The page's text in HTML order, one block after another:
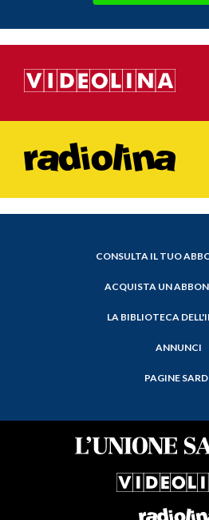
CONSULTA IL TUO
ACQUISTA UN
LA BIBLIOTECA
ANNUNCI
PAGINE